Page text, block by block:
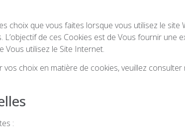
choix que vous faites lorsque vous utilisez le site
de ces Cookies est de Vous fournir une
Vous utilisez le Site Internet.
choix en matière de cookies, veuillez
: